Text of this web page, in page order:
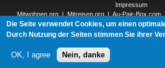
Impressum
Mitwohnen.org | Mitreisen.org | Au-Pair-Box.com
Under.org |Elderpair.com
Interconnections-Verlag.de|Natur-und-
Die Seite verwendet Cookies, um einen
Durch Nutzung der Seiten stimmen Sie ihrer
OK, I agree Nein, danke